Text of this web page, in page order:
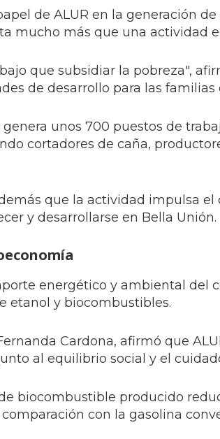
de ALUR en la generación
mucho más que una actividad
que subsidiar la pobreza",
de desarrollo para las familias
unos 700 puestos de
cortadores de caña,
que la actividad impulsa
y desarrollarse en Bella Unión.
energético y ambiental del
etanol y biocombustibles.
Cardona, afirmó que
al equilibrio social y el
biocombustible producido
con la gasolina